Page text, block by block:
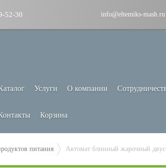
52-30 info@eltemiks-mash.ru
Услуги О компании
Корзина
питания Автомат блинный жарочный